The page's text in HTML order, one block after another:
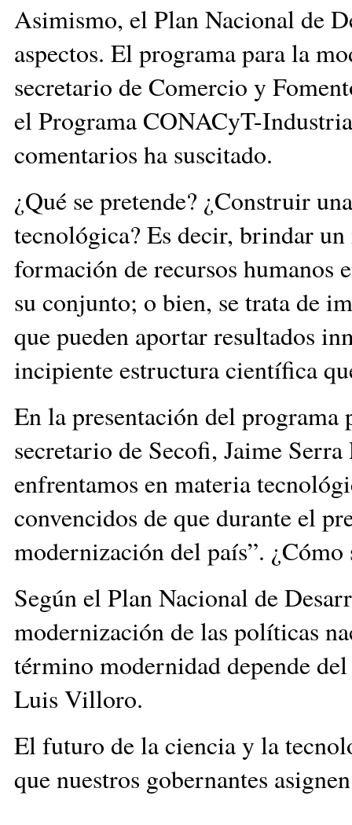
Asimismo, el Plan Nacional de
aspectos. El programa para la
secretario de Comercio y
el Programa CONACyT-
comentarios ha suscitado.
¿Qué se pretende? ¿Construir
tecnológica? Es decir, brindar
formación de recursos humanos
su conjunto; o bien, se trata de
que pueden aportar resultados
incipiente estructura científica
En la presentación del
secretario de Secofi, Jaime
enfrentamos en materia
convencidos de que durante el
modernización del país”. ¿Cómo
Según el Plan Nacional de
modernización de las políticas
término modernidad depende
Luis Villoro.
El futuro de la ciencia y la
que nuestros gobernantes